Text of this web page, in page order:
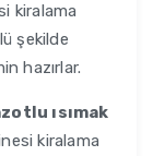
kiralama
şekilde
hazırlar.
ısımak
kiralama